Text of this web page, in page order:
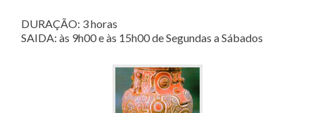
DURAÇÃO: 3 horas
SAIDA: às 9h00 e às 15h00 de Segundas a Sábados